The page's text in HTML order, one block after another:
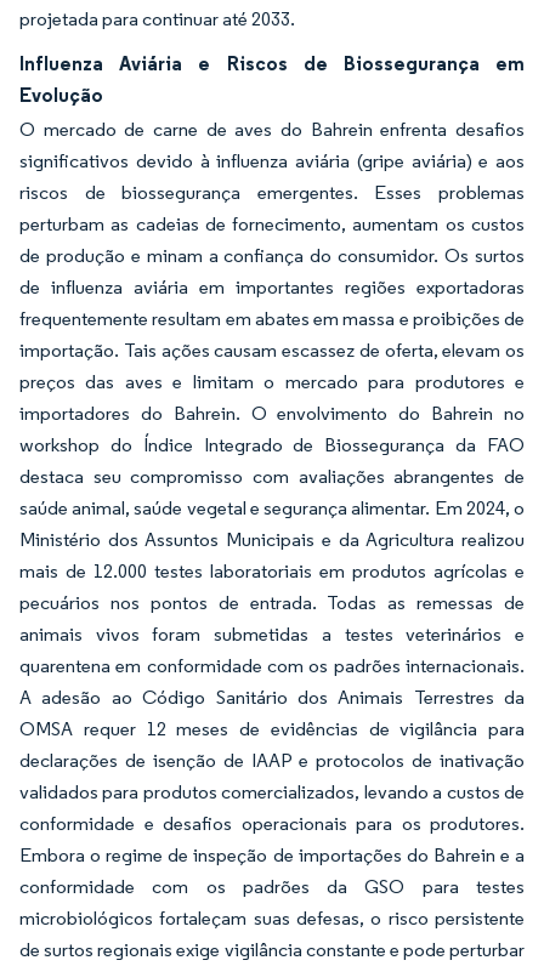
projetada para continuar até 2033.
Influenza Aviária e Riscos de Biossegurança em
Evolução
O mercado de carne de aves do Bahrein enfrenta desafios
significativos devido à influenza aviária (gripe aviária) e aos
riscos de biossegurança emergentes. Esses problemas
perturbam as cadeias de fornecimento, aumentam os custos
de produção e minam a confiança do consumidor. Os surtos
de influenza aviária em importantes regiões exportadoras
frequentemente resultam em abates em massa e proibições de
importação. Tais ações causam escassez de oferta, elevam os
preços das aves e limitam o mercado para produtores e
importadores do Bahrein. O envolvimento do Bahrein no
workshop do Índice Integrado de Biossegurança da FAO
destaca seu compromisso com avaliações abrangentes de
saúde animal, saúde vegetal e segurança alimentar. Em 2024, o
Ministério dos Assuntos Municipais e da Agricultura realizou
mais de 12.000 testes laboratoriais em produtos agrícolas e
pecuários nos pontos de entrada. Todas as remessas de
animais vivos foram submetidas a testes veterinários e
quarentena em conformidade com os padrões internacionais.
A adesão ao Código Sanitário dos Animais Terrestres da
OMSA requer 12 meses de evidências de vigilância para
declarações de isenção de IAAP e protocolos de inativação
validados para produtos comercializados, levando a custos de
conformidade e desafios operacionais para os produtores.
Embora o regime de inspeção de importações do Bahrein e a
conformidade com os padrões da GSO para testes
microbiológicos fortaleçam suas defesas, o risco persistente
de surtos regionais exige vigilância constante e pode perturbar